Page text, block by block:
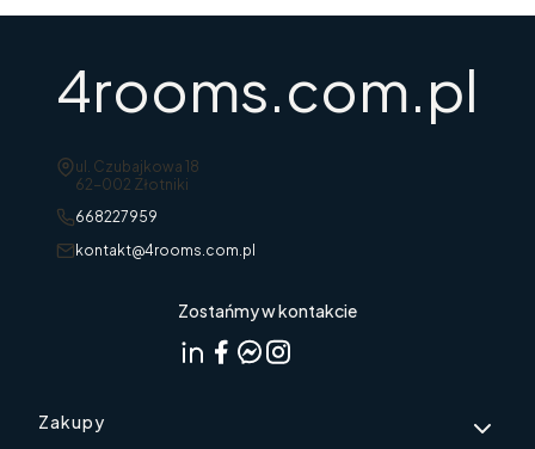
4rooms.com.pl
Adres:
ul. Czubajkowa 18
62-002 Złotniki
668227959
kontakt@4rooms.com.pl
Zostańmy w kontakcie
Linki w stopce
Zakupy